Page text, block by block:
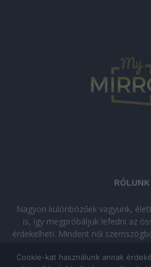
RÓLUNK
Nagyon különbözőek vagyunk,
is, így megpróbáljuk lefedni az
érdekelheti. Mindent női
kikapcsolódásra
Cookie-kat használunk annak